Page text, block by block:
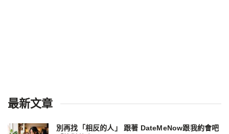
最新文章
別再找「相反的人」 跟著 DateMeNow跟我約會吧